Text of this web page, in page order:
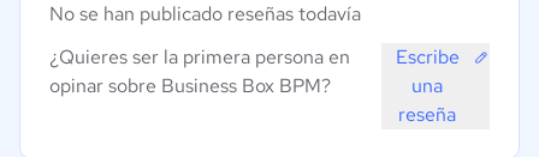
No se han publicado reseñas todavía
¿Quieres ser la primera persona en
opinar sobre Business Box BPM?
Escribe
una
reseña